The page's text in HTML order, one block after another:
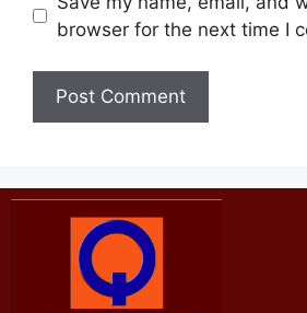
browser for the next time I